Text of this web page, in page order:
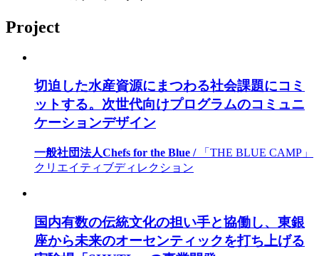
Project
切迫した水産資源にまつわる社会課題にコミ
ットする。次世代向けプログラムのコミュニ
ケーションデザイン
一般社団法人Chefs for the Blue /
「THE BLUE CAMP」
クリエイティブディレクション
国内有数の伝統文化の担い手と協働し、東銀
座から未来のオーセンティックを打ち上げる